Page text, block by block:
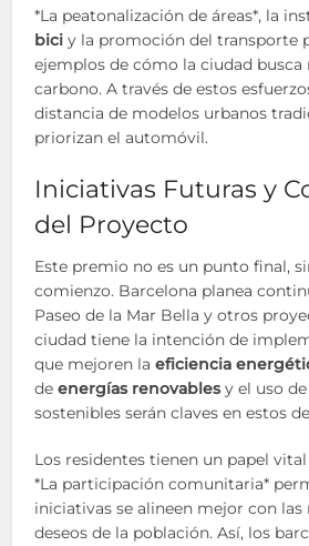
*La peatonalización de áreas*, la
bici y la promoción del transporte
ejemplos de cómo la ciudad busca
carbono. A través de estos
distancia de modelos urbanos
priorizan el automóvil.
Iniciativas Futuras y
del Proyecto
Este premio no es un punto final,
comienzo. Barcelona planea
Paseo de la Mar Bella y otros
ciudad tiene la intención de
que mejoren laeficiencia
deenergías renovablesy el uso
sostenibles serán claves en estos
Los residentes tienen un papel
*La participación comunitaria*
iniciativas se alineen mejor con las
deseos de la población. Así, los